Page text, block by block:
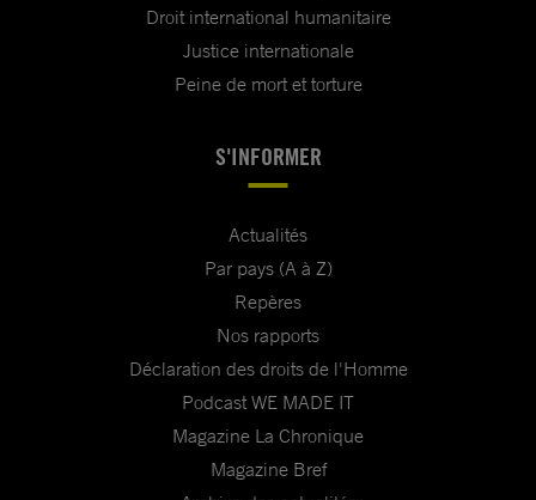
Droit international humanitaire
Justice internationale
Peine de mort et torture
S'INFORMER
Actualités
Par pays (A à Z)
Repères
Nos rapports
Déclaration des droits de l'Homme
Podcast WE MADE IT
Magazine La Chronique
Magazine Bref